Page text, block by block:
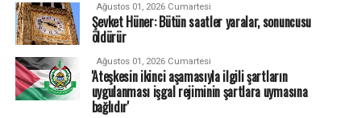
Ağustos 01, 2026 Cumartesi
Şevket Hüner: Bütün saatler yaralar, sonuncusu
öldürür
Ağustos 01, 2026 Cumartesi
'Ateşkesin ikinci aşamasıyla ilgili şartların
uygulanması işgal rejiminin şartlara uymasına
bağlıdır'